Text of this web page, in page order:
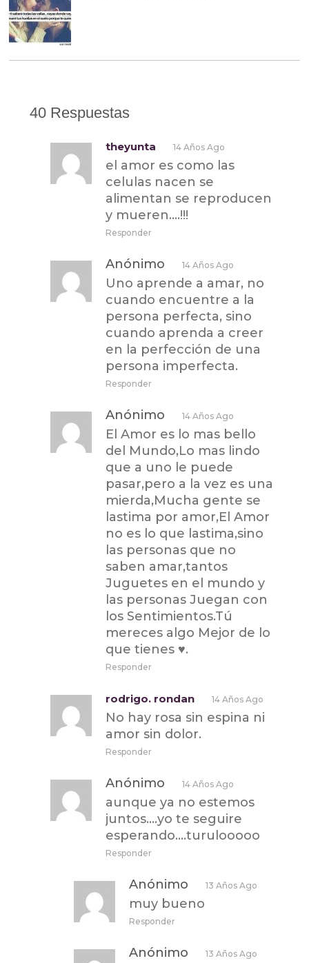
40 Respuestas
theyunta 14 Años Ago
el amor es como las
celulas nacen se
alimentan se reproducen
y mueren….!!!
Responder
Anónimo 14 Años Ago
Uno aprende a amar, no
cuando encuentre a la
persona perfecta, sino
cuando aprenda a creer
en la perfección de una
persona imperfecta.
Responder
Anónimo 14 Años Ago
El Amor es lo mas bello
del Mundo,Lo mas lindo
que a uno le puede
pasar,pero a la vez es una
mierda,Mucha gente se
lastima por amor,El Amor
no es lo que lastima,sino
las personas que no
saben amar,tantos
Juguetes en el mundo y
las personas Juegan con
los Sentimientos.Tú
mereces algo Mejor de lo
que tienes ♥.
Responder
rodrigo. rondan 14 Años Ago
No hay rosa sin espina ni
amor sin dolor.
Responder
Anónimo 14 Años Ago
aunque ya no estemos
juntos….yo te seguire
esperando….turulooooo
Responder
Anónimo 13 Años Ago
muy bueno
Responder
Anónimo 13 Años Ago